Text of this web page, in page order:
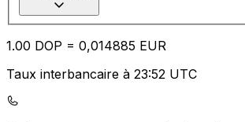
1.00 DOP = 0,014885 EUR
Taux interbancaire à 23:52 UTC